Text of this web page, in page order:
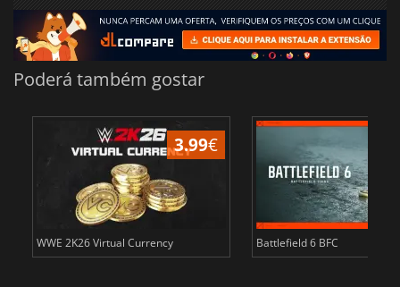
Poderá também gostar
3.99€
WWE 2K26 Virtual Currency Battlefield 6 BFC